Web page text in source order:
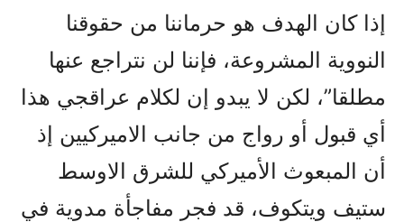
إذا كان الهدف هو حرماننا من حقوقنا
النووية المشروعة، فإننا لن نتراجع عنها
مطلقا”، لکن لا يبدو إن لکلام عراقجي هذا
أي قبول أو رواج من جانب الاميرکيين إذ
أن المبعوث الأميركي للشرق الاوسط
ستيف ويتكوف، قد فجر مفاجأة مدوية في